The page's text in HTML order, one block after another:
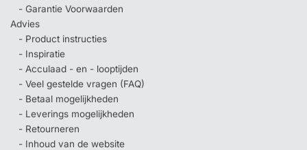
- Garantie Voorwaarden
Advies
- Product instructies
- Inspiratie
- Acculaad - en - looptijden
- Veel gestelde vragen (FAQ)
- Betaal mogelijkheden
- Leverings mogelijkheden
- Retourneren
- Inhoud van de website